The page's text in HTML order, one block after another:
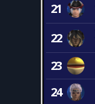
21
22
23
24